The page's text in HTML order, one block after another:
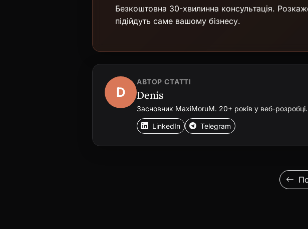
Безкоштовна 30-хвилинна консультація.
підійдуть саме вашому бізнесу.
D
АВТОР СТАТТІ
Denis
Засновник MaxiMoruM. 20+ років у веб-
LinkedIn Telegram